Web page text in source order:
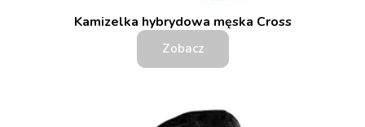
Kamizelka hybrydowa męska Cross
Zobacz